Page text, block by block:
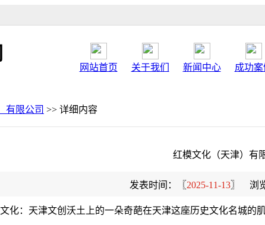
网站首页 关于我们 新闻中心 成功案
有限公司 >> 详细内容
红模文化（天津）有
发表时间：〖 2025-11-13〗 浏
化：天津文创沃土上的一朵奇葩在天津这座历史文化名城的